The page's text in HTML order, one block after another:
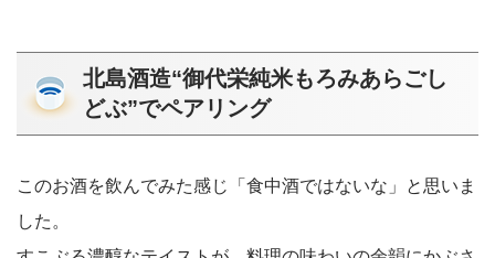
北島酒造“御代栄純米もろみあらごし
どぶ”でペアリング
このお酒を飲んでみた感じ「食中酒ではないな」と思いま
した。